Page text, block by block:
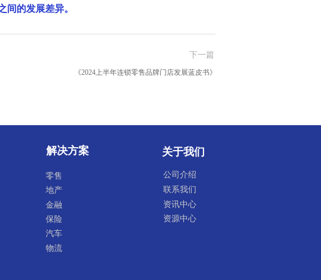
的发展差异。
下一篇
《2024上半年连锁零售品牌门店发展蓝皮书》
解决方案 关于我们
零售
地产
金融
保险
汽车
物流
公司介绍
联系我们
资讯中心
资源中心